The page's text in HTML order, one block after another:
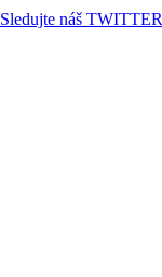
Sledujte náš TWITTER